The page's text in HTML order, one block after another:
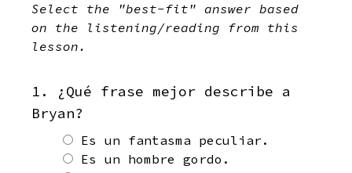
Select the "best-fit" answer based
on the listening/reading from this
lesson.
1. ¿Qué frase mejor describe a
Bryan?
Es un fantasma peculiar.
Es un hombre gordo.